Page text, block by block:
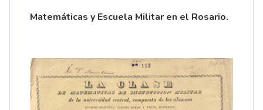
Matemáticas y Escuela Militar en el Rosario.